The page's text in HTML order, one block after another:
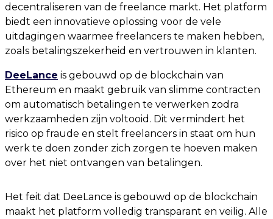
decentraliseren van de freelance markt. Het platform
biedt een innovatieve oplossing voor de vele
uitdagingen waarmee freelancers te maken hebben,
zoals betalingszekerheid en vertrouwen in klanten.
DeeLance is gebouwd op de blockchain van
Ethereum en maakt gebruik van slimme contracten
om automatisch betalingen te verwerken zodra
werkzaamheden zijn voltooid. Dit vermindert het
risico op fraude en stelt freelancers in staat om hun
werk te doen zonder zich zorgen te hoeven maken
over het niet ontvangen van betalingen.
Het feit dat DeeLance is gebouwd op de blockchain
maakt het platform volledig transparant en veilig. Alle